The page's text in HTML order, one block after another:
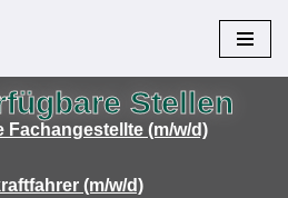
Stellen
Fachangestellte (m/w/d)
(m/w/d)